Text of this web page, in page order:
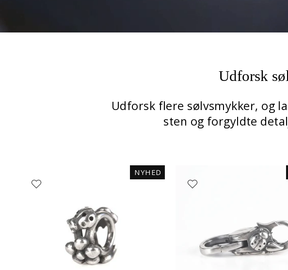
Udforsk
Udforsk flere sølvsmykker, og
sten og forgyldte
NYHED